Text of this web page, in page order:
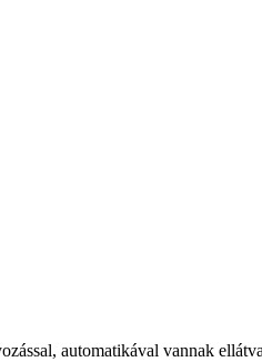
automatikával vannak